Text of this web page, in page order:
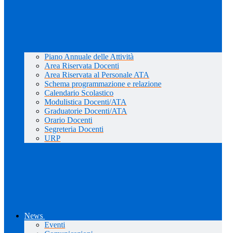
Piano Annuale delle Attività
Area Riservata Docenti
Area Riservata al Personale ATA
Schema programmazione e relazione
Calendario Scolastico
Modulistica Docenti/ATA
Graduatorie Docenti/ATA
Orario Docenti
Segreteria Docenti
URP
News
Eventi